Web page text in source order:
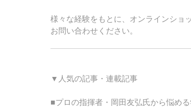
様々な経験をもとに、オンラインショ
お問い合わせください。
▼人気の記事・連載記事
■プロの指揮者・岡田友弘氏から悩め